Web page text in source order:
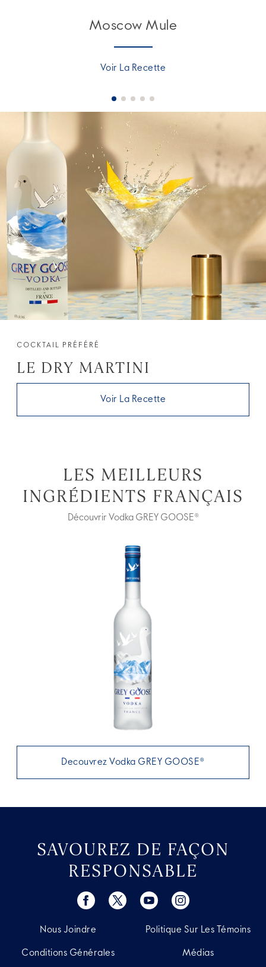
Moscow Mule
Voir La Recette
COCKTAIL PRÉFÉRÉ
LE DRY MARTINI
Voir La Recette
LES MEILLEURS
INGRÉDIENTS FRANÇAIS
Découvrir Vodka GREY GOOSE®
Decouvrez Vodka GREY GOOSE®
SAVOUREZ DE FAÇON
RESPONSABLE
Nous Joindre
Conditions Générales
Politique Sur Les Témoins
Médias